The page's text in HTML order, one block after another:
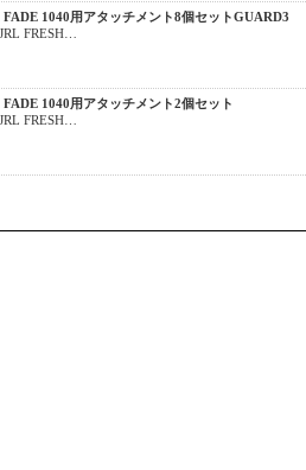
1040用アタッチメント8個セットGUARD3
FRESH…
1040用アタッチメント2個セット
FRESH…